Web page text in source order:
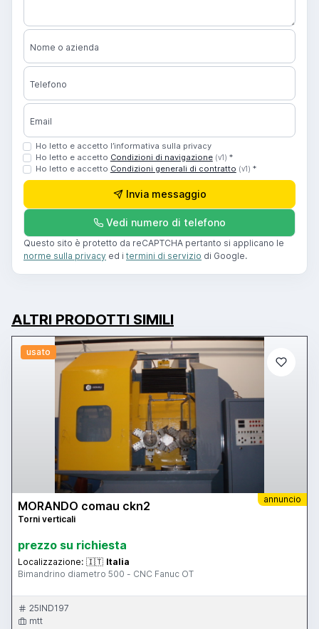
Nome o azienda
Telefono
Email
Ho letto e accetto l’informativa sulla privacy
Ho letto e accetto Condizioni di navigazione (v1) *
Ho letto e accetto Condizioni generali di contratto (v1) *
Invia messaggio
Vedi numero di telefono
Questo sito è protetto da reCAPTCHA pertanto si applicano le
norme sulla privacy ed i termini di servizio di Google.
ALTRI PRODOTTI SIMILI
usato
annuncio
MORANDO comau ckn2
Torni verticali
prezzo su richiesta
Localizzazione: 🇮🇹 Italia
Bimandrino diametro 500 - CNC Fanuc OT
25IND197
mtt